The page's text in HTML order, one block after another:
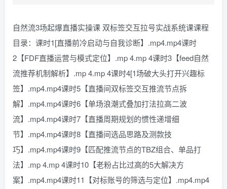
自然流3场起爆直播实操课 双标签交互拉号实战系统课课程
目录：课时1[直播前冷启动与自我诊断】.mp4.mp4课时
2【FDF直播运营与模式定位】.mp 4.mp 4课时3【feed自然
流推荐机制解析】.mp 4.mp 4课时4[1场破大头打开兴趣标
签】.mp4.mp4课时5【直播间双标签交互推流节点拆
解】.mp4.mp4课时6【单场浪潮式叠加打法拉高二波
流】.mp4.mp4课时7【直播周期规划的惯性递增细
节】.mp4.mp4课时8【直播间选品思路及测款技
巧】.mp4.mp4课时9【匹配推流节点的TBZ组合、单品打
法】.mp 4.mp 4课时10【老粉占比过高的5大解决方
案】.mp4.mp4课时11【对标账号的筛选与定位】.mp4.mp4